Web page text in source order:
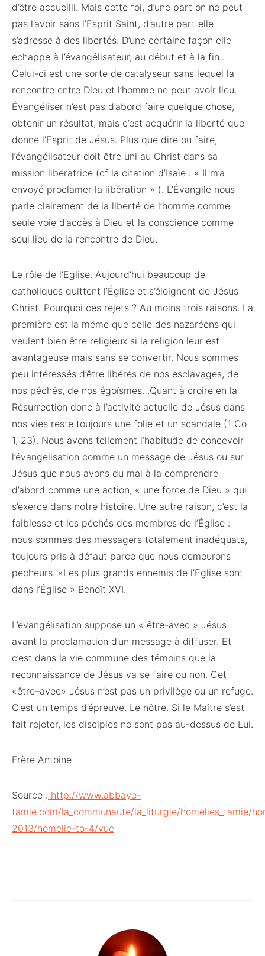
d’être accueilli. Mais cette foi, d’une part on ne peut
pas l’avoir sans l’Esprit Saint, d’autre part elle
s’adresse à des libertés. D’une certaine façon elle
échappe à l’évangélisateur, au début et à la fin..
Celui-ci est une sorte de catalyseur sans lequel la
rencontre entre Dieu et l’homme ne peut avoir lieu.
Évangéliser n’est pas d’abord faire quelque chose,
obtenir un résultat, mais c’est acquérir la liberté que
donne l’Esprit de Jésus. Plus que dire ou faire,
l’évangélisateur doit être uni au Christ dans sa
mission libératrice (cf la citation d’Isaïe : « Il m’a
envoyé proclamer la libération » ). L’Évangile nous
parle clairement de la liberté de l’homme comme
seule voie d’accès à Dieu et la conscience comme
seul lieu de la rencontre de Dieu.
Le rôle de l’Eglise. Aujourd’hui beaucoup de
catholiques quittent l’Église et s’éloignent de Jésus
Christ. Pourquoi ces rejets ? Au moins trois raisons. La
première est la même que celle des nazaréens qui
veulent bien être religieux si la religion leur est
avantageuse mais sans se convertir. Nous sommes
peu intéressés d’être libérés de nos esclavages, de
nos péchés, de nos égoïsmes…Quant à croire en la
Résurrection donc à l’activité actuelle de Jésus dans
nos vies reste toujours une folie et un scandale (1 Co
1, 23). Nous avons tellement l’habitude de concevoir
l’évangélisation comme un message de Jésus ou sur
Jésus que nous avons du mal à la comprendre
d’abord comme une action, « une force de Dieu » qui
s’exerce dans notre histoire. Une autre raison, c’est la
faiblesse et les péchés des membres de l’Église :
nous sommes des messagers totalement inadéquats,
toujours pris à défaut parce que nous demeurons
pécheurs. «Les plus grands ennemis de l’Eglise sont
dans l’Église » Benoît XVI.
L’évangélisation suppose un « être-avec » Jésus
avant la proclamation d’un message à diffuser. Et
c’est dans la vie commune des témoins que la
reconnaissance de Jésus va se faire ou non. Cet
«être–avec» Jésus n’est pas un privilège ou un refuge.
C’est un temps d’épreuve. Le nôtre. Si le Maître s’est
fait rejeter, les disciples ne sont pas au-dessus de Lui.
Frère Antoine
Source : http://www.abbaye-
tamie.com/la_communaute/la_liturgie/homelies_tamie/
2013/homelie-to-4/vue